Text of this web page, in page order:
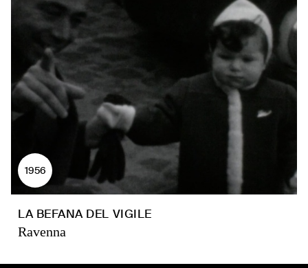
1956
LA BEFANA DEL VIGILE
Ravenna